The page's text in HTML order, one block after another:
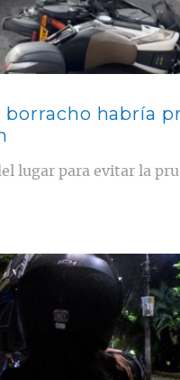
habría
lugar para evitar la